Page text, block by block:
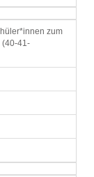
zum
(40-41-